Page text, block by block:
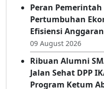
Peran Pemerintah
Pertumbuhan
Efisiensi Anggaran
09 August 2026
Ribuan Alumni
Jalan Sehat DPP
Program Ketum